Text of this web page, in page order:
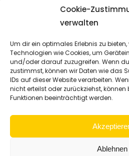
Cookie-
verwalten
Um dir ein optimales Erlebnis zu
Technologien wie Cookies, um
und/oder darauf zuzugreifen. Wenn
zustimmst, können wir Daten wie das
IDs auf dieser Website verarbeiten.
nicht erteilst oder zurückziehst,
Funktionen beeinträchtigt werden.
Ablehnen
Stefan Kutschke im Talk:
Highlights und neues Leben
Zweimal 14:0, Trikot-Aktion
Spielplan-Diskussion
8. Juli 2026